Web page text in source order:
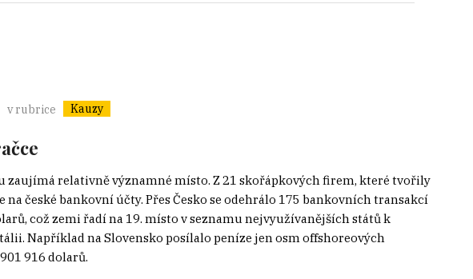
v rubrice Kauzy
zaujímá relativně významné místo. Z 21 skořápkových firem, které tvořily
české bankovní účty. Přes Česko se odehrálo 175 bankovních transakcí
což zemi řadí na 19. místo v seznamu nejvyužívanějších států k
Například na Slovensko posílalo peníze jen osm offshoreových
916 dolarů.